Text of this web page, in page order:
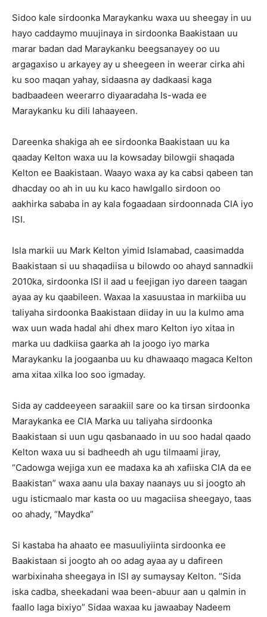
Sidoo kale sirdoonka Maraykanku waxa uu sheegay in uu
hayo caddaymo muujinaya in sirdoonka Baakistaan uu
marar badan dad Maraykanku beegsanayey oo uu
argagaxiso u arkayey ay u sheegeen in weerar cirka ahi
ku soo maqan yahay, sidaasna ay dadkaasi kaga
badbaadeen weerarro diyaaradaha Is-wada ee
Maraykanku ku dili lahaayeen.
Dareenka shakiga ah ee sirdoonka Baakistaan uu ka
qaaday Kelton waxa uu la kowsaday bilowgii shaqada
Kelton ee Baakistaan. Waayo waxa ay ka cabsi qabeen tan
dhacday oo ah in uu ku kaco hawlgallo sirdoon oo
aakhirka sababa in ay kala fogaadaan sirdoonnada CIA iyo
ISI.
Isla markii uu Mark Kelton yimid Islamabad, caasimadda
Baakistaan si uu shaqadiisa u bilowdo oo ahayd sannadkii
2010ka, sirdoonka ISI il aad u feejigan iyo dareen taagan
ayaa ay ku qaabileen. Waxaa la xasuustaa in markiiba uu
taliyaha sirdoonka Baakistaan diiday in uu la kulmo ama
wax uun wada hadal ahi dhex maro Kelton iyo xitaa in
marka uu dadkiisa gaarka ah la joogo iyo marka
Maraykanku la joogaanba uu ku dhawaaqo magaca Kelton
ama xitaa xilka loo soo igmaday.
Sida ay caddeeyeen saraakiil sare oo ka tirsan sirdoonka
Maraykanka ee CIA Marka uu taliyaha sirdoonka
Baakistaan si uun ugu qasbanaado in uu soo hadal qaado
Kelton waxa uu si badheedh ah ugu tilmaami jiray,
“Cadowga wejiga xun ee madaxa ka ah xafiiska CIA da ee
Baakistan” waxa aanu ula baxay naanays uu si joogto ah
ugu isticmaalo mar kasta oo uu magaciisa sheegayo, taas
oo ahady, “Maydka”
Si kastaba ha ahaato ee masuuliyiinta sirdoonka ee
Baakistaan si joogto ah oo adag ayaa ay u dafireen
warbixinaha sheegaya in ISI ay sumaysay Kelton. “Sida
iska cadba, sheekadani waa been-abuur aan u qalmin in
faallo laga bixiyo” Sidaa waxaa ku jawaabay Nadeem